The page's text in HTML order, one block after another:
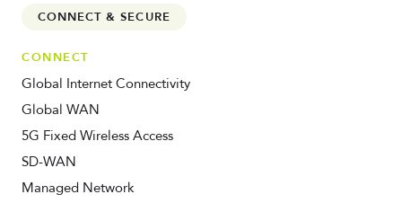
CONNECT & SECURE
CONNECT
Global Internet Connectivity
Global WAN
5G Fixed Wireless Access
SD-WAN
Managed Network